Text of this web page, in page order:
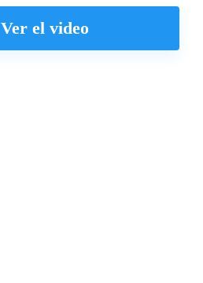
Ver el video